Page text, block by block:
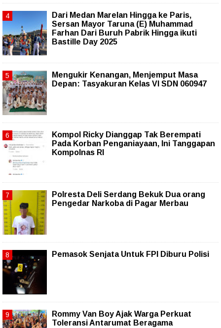
‎Dari Medan Marelan Hingga ke Paris,
Sersan Mayor Taruna (E) Muhammad
Farhan Dari Buruh Pabrik Hingga ikuti
Bastille Day 2025
Mengukir Kenangan, Menjemput Masa
Depan: Tasyakuran Kelas VI SDN 060947
Kompol Ricky Dianggap Tak Berempati
Pada Korban Penganiayaan, Ini Tanggapan
Kompolnas RI
Polresta Deli Serdang Bekuk Dua orang
Pengedar Narkoba di Pagar Merbau
Pemasok Senjata Untuk FPI Diburu Polisi
Rommy Van Boy Ajak Warga Perkuat
Toleransi Antarumat Beragama